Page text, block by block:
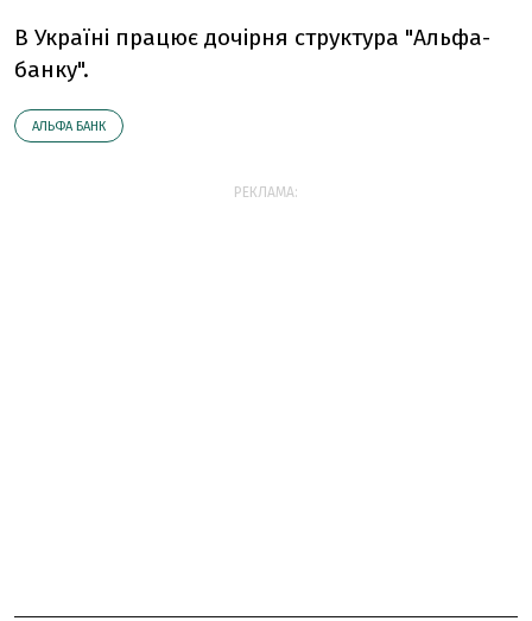
В Україні працює дочірня структура "Альфа-
банку".
АЛЬФА БАНК
РЕКЛАМА: